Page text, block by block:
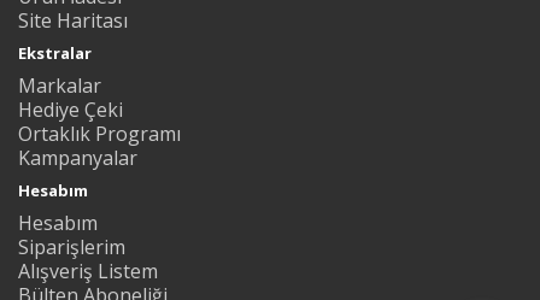
Site Haritası
Ekstralar
Markalar
Hediye Çeki
Ortaklık Programı
Kampanyalar
Hesabım
Hesabım
Siparişlerim
Alışveriş Listem
Bülten Aboneliği